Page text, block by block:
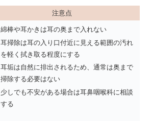
注意点
綿棒や耳かきは耳の奥まで入れない
耳掃除は耳の入り口付近に見える範囲の汚れ
を軽く拭き取る程度にする
耳垢は自然に排出されるため、通常は奥まで
掃除する必要はない
少しでも不安がある場合は耳鼻咽喉科に相談
する